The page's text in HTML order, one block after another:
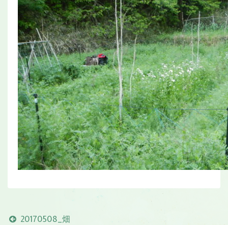
20170508_畑